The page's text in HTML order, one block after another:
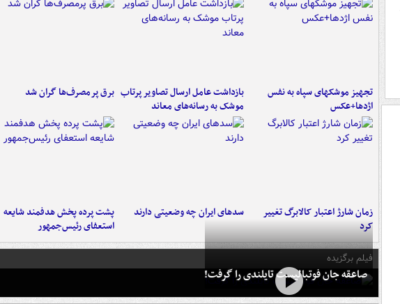
تجهیز موشکهای سپاه به نفس
اژدها+عکس
بازداشت عامل ارسال تصاویر پرتاب
موشک به رسانه‌های معاند
برق پرمصرف‌ها گران شد
زمان شارژ اعتبار کالابرگ تغییر
کرد
سدهای ایران چه وضعیتی دارند
پشت پرده پخش هدفمند شایعه
استعفای رئیس‌جمهور
فیلم برگزیده
صاعقه جان فوتبالیست تایلندی را گرفت!